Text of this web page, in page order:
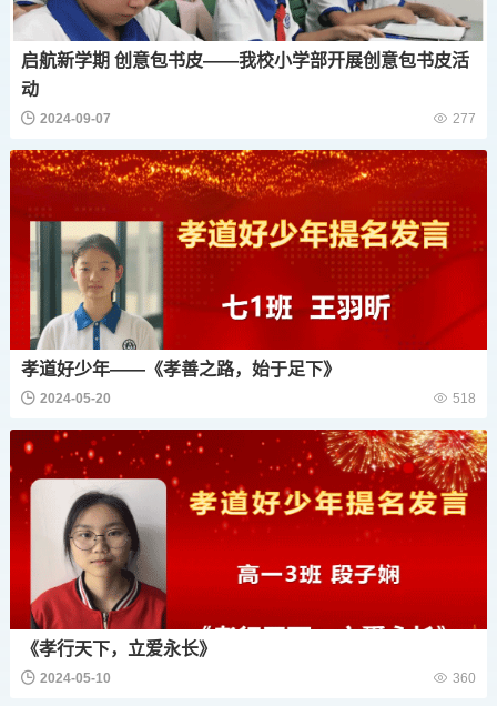
启航新学期 创意包书皮——我校小学部开展创意包书皮活
动
2024-09-07 277
孝道好少年——《孝善之路，始于足下》
2024-05-20 518
《孝行天下，立爱永长》
2024-05-10 360